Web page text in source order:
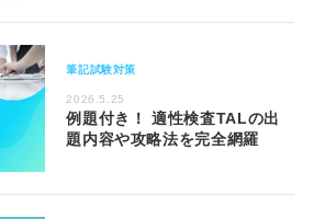
筆記試験対策
2026.5.25
例題付き！ 適性検査TALの出
題内容や攻略法を完全網羅